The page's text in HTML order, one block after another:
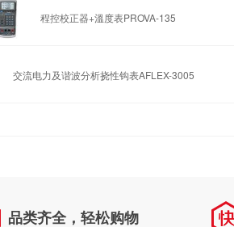
程控校正器+溫度表PROVA-135
交流电力及谐波分析挠性钩表AFLEX-3005
品类齐全，轻松购物